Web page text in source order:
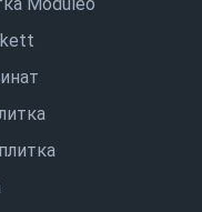
Moduleo